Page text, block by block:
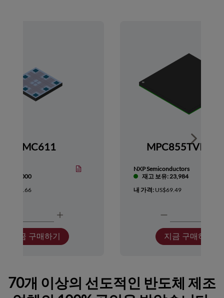
HMC611
보유: 1,000
US$418.66
지금 구매하기
NXP Semiconductors
재고 보유: 23,984
내 가격: US$69.49
지금 구매하기
Show
70개 이상의 선도적인 반도체 제조